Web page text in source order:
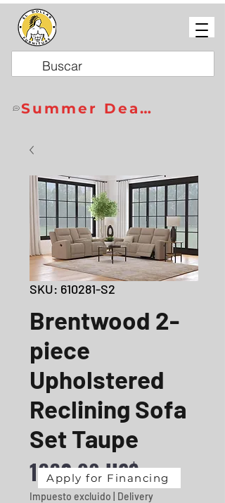
Summer Deals
SKU: 610281-S2
Brentwood 2-
piece
Upholstered
Reclining Sofa
Set Taupe
1660,98 US$Precio
Impuesto excluido Delivery
Apply for Financing